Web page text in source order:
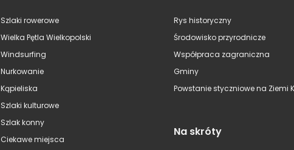
Szlaki rowerowe
Wielka Pętla Wielkopolski
Windsurfing
Nurkowanie
Kąpieliska
Szlaki kulturowe
Szlak konny
Ciekawe miejsca
Rys historyczny
Środowisko przyrodnicze
Współpraca zagraniczna
Gminy
Powstanie styczniowe na Ziemi
Na skróty